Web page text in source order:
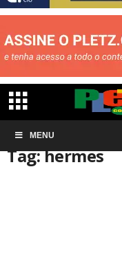
MENU
Início Tags
Tag: hermes